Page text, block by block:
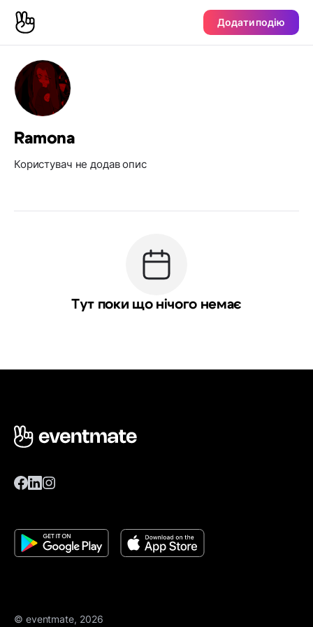
Додати подію
Ramona
Користувач не додав опис
Тут поки що нічого немає
© eventmate, 2026